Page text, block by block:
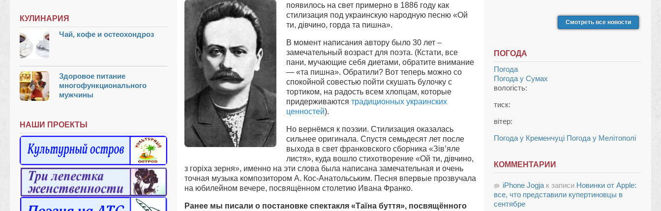
появилось на свет примерно в 1886 году как
стилизация под украинскую народную песню «Ой
ти, дівчино, горда та пишна».
В момент написания автору было 30 лет –
замечательный возраст для поэта. (Кстати, все
пани, мучающие себя диетами, обратите внимание
— «та пишна». Обратили? Вот теперь можно со
спокойной совестью пойти скушать булочку с
тортиком, на радость всем хлопцам, которые
придерживаются традиционных украинских
ценностей).
Но вернёмся к поэзии. Стилизация оказалась
сильнее оригинала. Спустя семьдесят лет после
выхода в свет франковского сборника «Зів’яле
листя», куда вошло стихотворение «Ой ти, дівчино,
з горіха зерня», именно на эти слова была написана замечательная и очень
точная музыка композитором А. Кос-Анатольським. Песня впервые прозвучала
на юбилейном вечере, посвящённом столетию Ивана Франко.
Ранее мы писали о постановке спектакля «Таїна буття», посвящённого
КУЛИНАРИЯ
Чай, кофе и остеохондроз
Здоровое питание
многофункционального
мужчины
НАШИ ПРОЕКТЫ
Смотреть все новости
ПОГОДА
Погода
Погода у Сумах
вологість:
тиск:
вітер:
Погода у Кременчуці Погода у Мелітополі
КОММЕНТАРИИ
iPhone Jogja к записи Новинки от Apple:
все, что представили купертиновцы в
сентябре